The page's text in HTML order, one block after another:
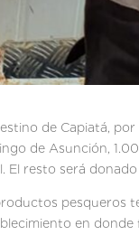
de Capiatá,
de Asunción,
resto será
en